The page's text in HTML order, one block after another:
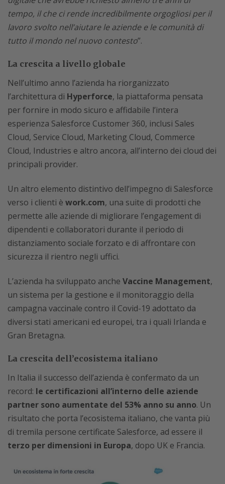
tempo, il che ci rende incredibilmente orgogliosi per il
lavoro svolto nell’aiutare le aziende e le comunità di
tutto il mondo nel nuovo contesto”.
La crescita a livello globale
Nell’ultimo anno l’azienda ha riorganizzato
l’architettura di Hyperforce, la piattaforma pensata
per fornire in modo sicuro e affidabile l’intera
esperienza Salesforce Customer 360, inclusi Sales
Cloud, Service Cloud, Marketing Cloud, Commerce
Cloud, Industries e altro ancora, all’interno dei cloud dei
principali provider.
Un altro elemento distintivo dell’impegno di Salesforce
verso i clienti è work.com, una suite di prodotti che
permette alle aziende di migliorare l’engagement di
dipendenti e collaboratori durante il periodo di
distanziamento sociale forzato e di affrontare con
sicurezza il rientro negli uffici.
L’azienda ha sviluppato anche Vaccine Management,
un sistema per la gestione e il monitoraggio della
campagna vaccinale contro il Covid-19 adottato da
diversi stati americani ed europei, tra i quali Irlanda e
Gran Bretagna.
La crescita dell’ecosistema italiano
In Italia il successo dell’azienda è confermato da un
record: le certificazioni all’interno delle aziende
partner sono aumentate del 53% anno su anno. Un
risultato che porta l’ecosistema italiano, che vanta più
di tremila persone certificate Salesforce, ad essere il
terzo per dimensioni in Europa, dopo UK e Francia.